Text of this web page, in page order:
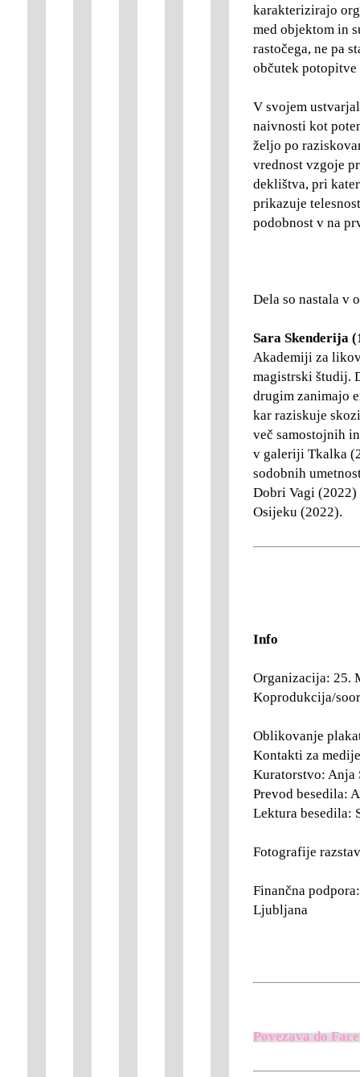
karakterizirajo
med objektom in
rastočega, ne pa
občutek potopitve
V svojem
naivnosti kot
željo po
vrednost vzgoje
deklištva, pri
prikazuje
podobnost v na
Dela so nastala v
Sara Skenderija
Akademiji za
magistrski študij.
drugim zanimajo
kar raziskuje
več samostojnih
v galeriji Tkalka
sodobnih
Dobri Vagi
Osijeku (2022).
Info
Organizacija: 25.
Koprodukcija/
Oblikovanje
Kontakti za
Kuratorstvo: Anja
Prevod besedila:
Lektura besedila:
Fotografije
Finančna
Ljubljana
Povezava do